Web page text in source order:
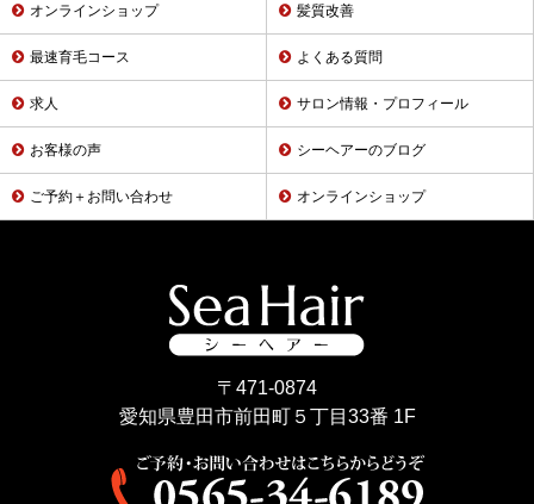
オンラインショップ 髪質改善
最速育毛コース よくある質問
求人 サロン情報・プロフィール
お客様の声 シーヘアーのブログ
ご予約＋お問い合わせ オンラインショップ
〒471-0874
愛知県豊田市前田町５丁目33番 1F